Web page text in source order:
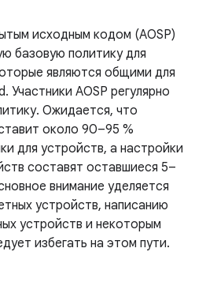
исходным кодом (AOSP)
базовую политику для
являются общими для
Участники AOSP регулярно
Ожидается, что
около 90–95 %
для устройств, а настройки
составят оставшиеся 5–
внимание уделяется
устройств, написанию
устройств и некоторым
избегать на этом пути.